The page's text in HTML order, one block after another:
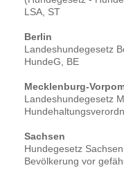
LSA, ST
Berlin
Landeshundegesetz
HundeG, BE
Mecklenburg-
Landeshundegesetz
Sachsen
Hundegesetz
Bevölkerung vor